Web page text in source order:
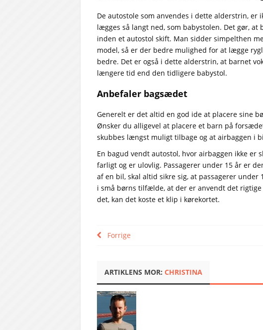
De autostole som anvendes i dette alderstrin, er
lægges så langt ned, som babystolen. Det gør,
inden et autostol skift. Man sidder simpelthen
model, så er der bedre mulighed for at lægge
bedre. Det er også i dette alderstrin, at barnet
længere tid end den tidligere babystol.
Anbefaler bagsædet
Generelt er det altid en god ide at placere sine
Ønsker du alligevel at placere et barn på
skubbes længst muligt tilbage og at airbaggen i
En bagud vendt autostol, hvor airbaggen ikke
farligt og er ulovlig. Passagerer under 15 år er
af en bil, skal altid sikre sig, at passagerer
i små børns tilfælde, at der er anvendt det
det, kan det koste et klip i kørekortet.
Forrige
ARTIKLENS MOR: CHRISTINA